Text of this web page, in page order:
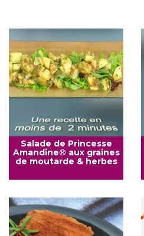
Salade de Princesse
Amandine® aux graines
de moutarde & herbes